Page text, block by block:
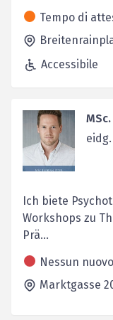
Tempo di
Accessibile
Ich biete
Workshops zu
Prä...
Nessun
Marktgasse